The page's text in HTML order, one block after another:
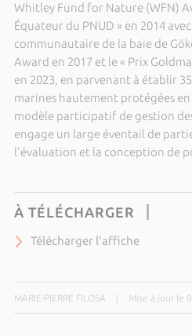
Whitley Fund for Nature (WFN)
Équateur du PNUD » en 2014
communautaire de la baie de
Award en 2017 et le « Prix
en 2023, en parvenant à établir
marines hautement protégées
modèle participatif de gestion
engage un large éventail de
l'évaluation et la conception de
À TÉLÉCHARGER
Télécharger l'affiche
MARIE-PIERRE FILOSA Mise à jour le